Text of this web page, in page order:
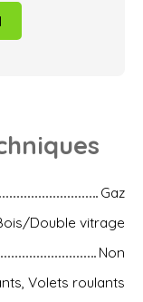
Gaz
Double vitrage
Non
Volets roulants